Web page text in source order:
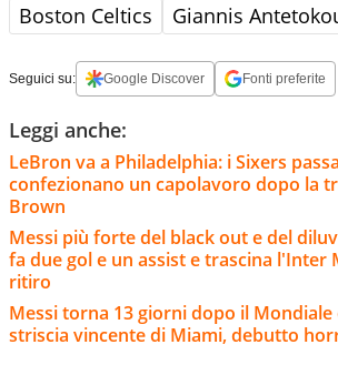
Boston Celtics Giannis
Seguici su: Google Discover Fonti preferite
Leggi anche:
LeBron va a Philadelphia: i Sixers
confezionano un capolavoro dopo la
Brown
Messi più forte del black out e del
fa due gol e un assist e trascina l'Inter
ritiro
Messi torna 13 giorni dopo il Mondiale
striscia vincente di Miami, debutto